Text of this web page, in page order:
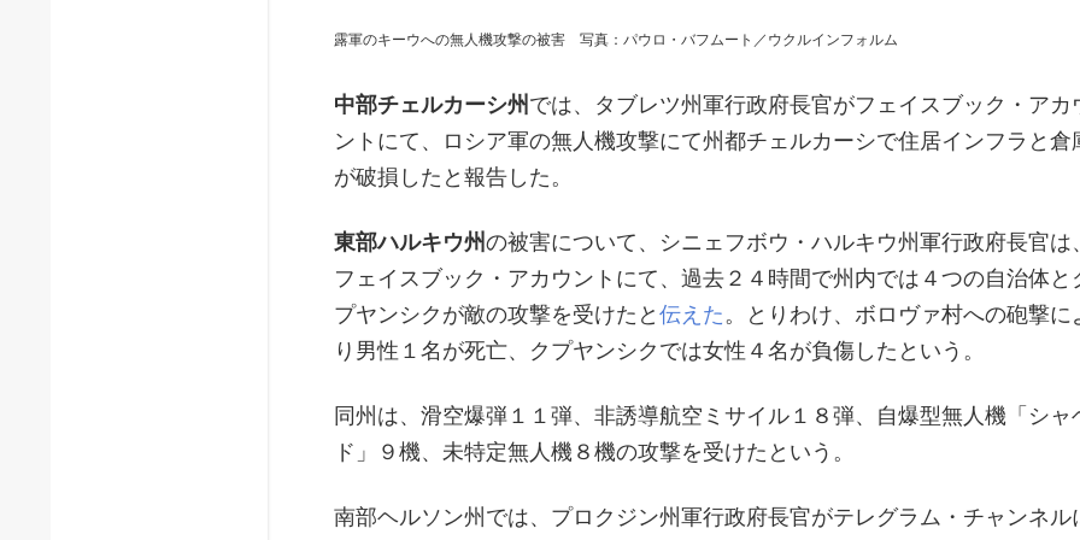
露軍のキーウへの無人機攻撃の被害 写真：パウロ・バフムート／ウクルインフォルム
中部チェルカーシ州 では、タブレツ州軍行政府長官がフェイスブック・アカ
ントにて、ロシア軍の無人機攻撃にて州都チェルカーシで住居インフラと倉
が破損したと報告した。
東部ハルキウ州の被害について、シニェフボウ・ハルキウ州軍行政府長官は、
フェイスブック・アカウントにて、過去２４時間で州内では４つの自治体と
プヤンシクが敵の攻撃を受けたと 伝えた 。とりわけ、ボロヴァ村への砲撃に
り男性１名が死亡、クプヤンシクでは女性４名が負傷したという。
同州は、滑空爆弾１１弾、非誘導航空ミサイル１８弾、自爆型無人機「シャ
ド」９機、未特定無人機８機の攻撃を受けたという。
南部ヘルソン州では、プロクジン州軍行政府長官がテレグラム・チャンネル